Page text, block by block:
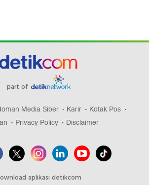
part of
Media Siber Karir
Kotak Pos
Privacy Policy Disclaimer
aplikasi detikcom